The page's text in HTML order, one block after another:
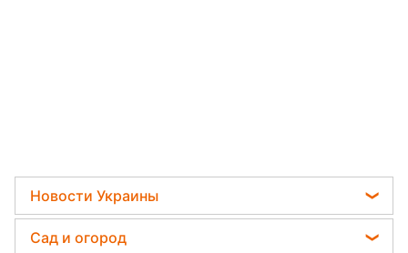
Новости Украины
Политика
Сад и огород